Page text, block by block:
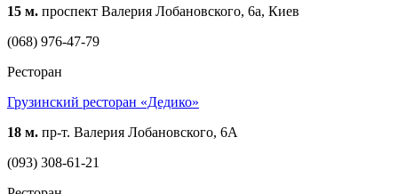
15 м. проспект Валерия Лобановского, 6а, Киев
(068) 976-47-79
Ресторан
Грузинский ресторан «Дедико»
18 м. пр-т. Валерия Лобановского, 6А
(093) 308-61-21